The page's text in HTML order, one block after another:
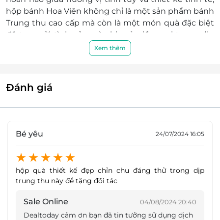
hộp bánh Hoa Viên không chỉ là một sản phẩm bánh
Trung thu cao cấp mà còn là một món quà đặc biệt
để trao gửi tình cảm và chia sẻ niềm vui trong dịp
hộp bánh Trung thu không chỉ là một món quà
những trải nghiệm tuyệt vời trong dịp Trung thu
Đôi nét về quà tặng Trung Thu SagoGifts
SagoGifts tự hào là nhà phân phối của 3 thượng hiệu
bánh trung thu Hội An Mooncake, Mordan Bakery,
Xem thêm
Đánh giá
Bé yêu 24/07/2024 16:05
hộp quà thiết kế đẹp chỉn chu đáng thử trong dịp
trung thu này để tặng đối tác
Sale Online 04/08/2024 20:40
Dealtoday cảm ơn bạn đã tin tưởng sử dụng dịch